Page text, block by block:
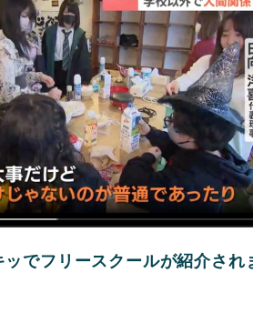
でフリースクールが紹介され